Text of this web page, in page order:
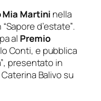
Mia Martini nella
“Sapore d’estate”.
al Premio
Conti, e pubblica
, presentato in
Balivo su